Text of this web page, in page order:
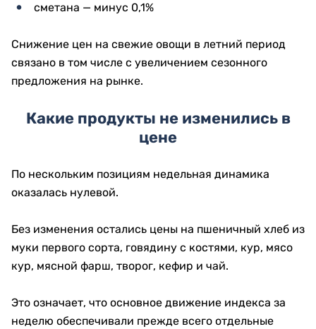
сметана — минус 0,1%
Снижение цен на свежие овощи в летний период
связано в том числе с увеличением сезонного
предложения на рынке.
Какие продукты не изменились в
цене
По нескольким позициям недельная динамика
оказалась нулевой.
Без изменения остались цены на пшеничный хлеб из
муки первого сорта, говядину с костями, кур, мясо
кур, мясной фарш, творог, кефир и чай.
Это означает, что основное движение индекса за
неделю обеспечивали прежде всего отдельные